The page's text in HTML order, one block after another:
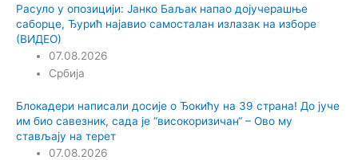
Расуло у опозицији: Јанко Баљак напао дојучерашње
саборце, Ђурић најавио самосталан излазак на изборе
(ВИДЕО)
07.08.2026
Србија
Блокадери написали досије о Ђокићу на 39 страна! До јуче
им био савезник, сада је “високоризичан“ – Ово му
стављају на терет
07.08.2026